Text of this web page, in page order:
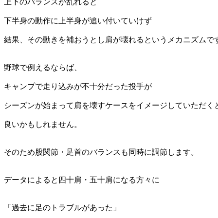
上下のバランスが乱れると
下半身の動作に上半身が追い付いていけず
結果、その動きを補おうとし肩が壊れるというメカニズムで
野球で例えるならば、
キャンプで走り込みが不十分だった投手が
シーズンが始まって肩を壊すケースをイメージしていただく
良いかもしれません。
そのため股関節・足首のバランスも同時に調節します。
データによると四十肩・五十肩になる方々に
「過去に足のトラブルがあった」